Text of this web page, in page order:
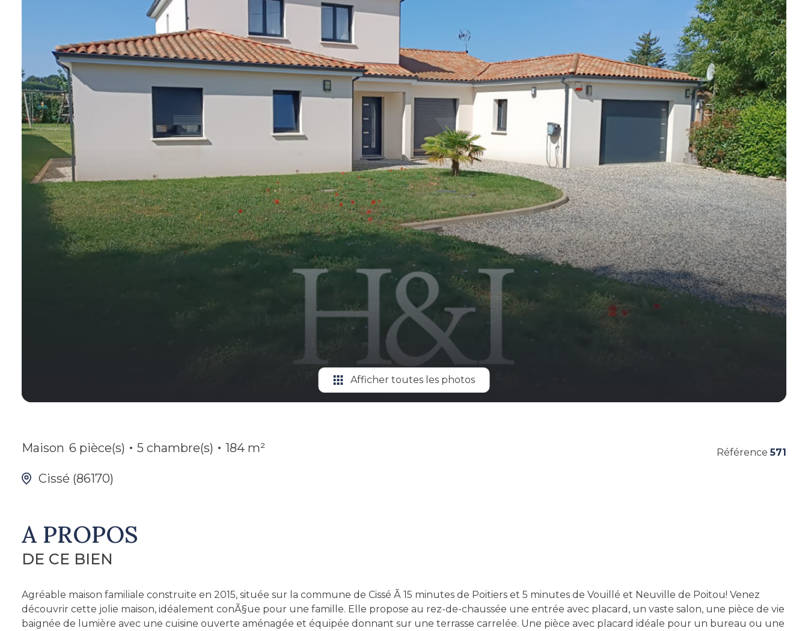
Afficher toutes les photos
Maison 6 pièce(s) 5 chambre(s) 184 m²
Cissé (86170)
Référence571
A PROPOS
DE CE BIEN
Agréable maison familiale construite en 2015, située sur la commune de Cissé Ã 15 minutes de Poitiers et 5 minutes de Vouillé et Neuville de Poitou! Venez
découvrir cette jolie maison, idéalement conÃ§ue pour une famille. Elle propose au rez-de-chaussée une entrée avec placard, un vaste salon, une pièce de vie
baignée de lumière avec une cuisine ouverte aménagée et équipée donnant sur une terrasse carrelée. Une pièce avec placard idéale pour un bureau ou une